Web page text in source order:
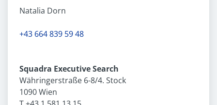
Natalia Dorn
+43 664 839 59 48
Squadra Executive Search
Währingerstraße 6-8/4. Stock
1090 Wien